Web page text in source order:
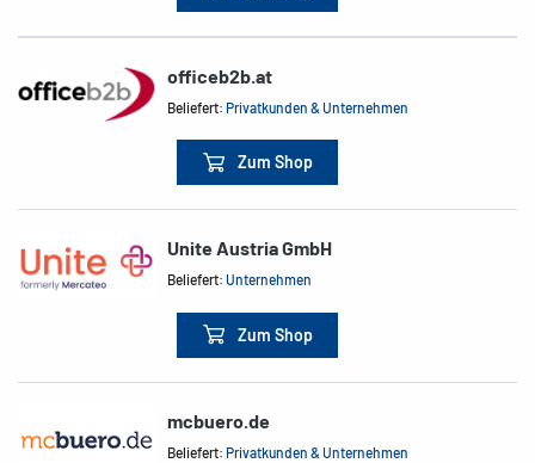
officeb2b.at
Beliefert:Privatkunden & Unternehmen
Zum Shop
Unite Austria GmbH
Beliefert:Unternehmen
Zum Shop
mcbuero.de
Beliefert:Privatkunden & Unternehmen